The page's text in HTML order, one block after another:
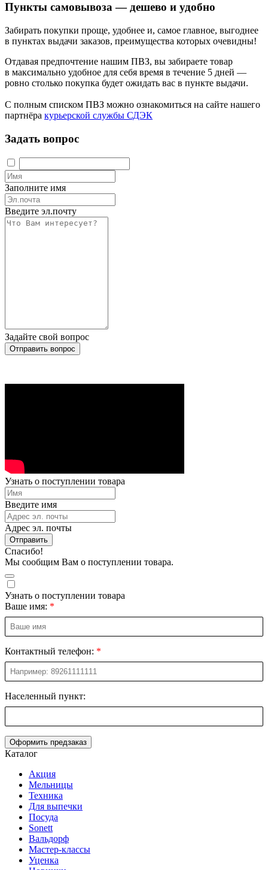
Пункты самовывоза — дешево и удобно
Забирать покупки проще, удобнее и, самое главное, выгоднее
в пунктах выдачи заказов, преимущества которых очевидны!
Отдавая предпочтение нашим ПВЗ, вы забираете товар
в максимально удобное для себя время в течение 5 дней —
ровно столько покупка будет ожидать вас в пункте выдачи.
С полным списком ПВЗ можно ознакомиться на сайте нашего
партнёра курьерской службы СДЭК
Задать вопрос
Заполните имя
Введите эл.почту
Задайте свой вопрос
Отправить вопрос
Узнать о поступлении товара
Введите имя
Адрес эл. почты
Отправить
Спасибо!
Мы сообщим Вам о поступлении товара.
Узнать о поступлении товара
Ваше имя:
Контактный телефон:
Населенный пункт:
Оформить предзаказ
Каталог
Акция
Мельницы
Техника
Для выпечки
Посуда
Sonett
Вальдорф
Мастер-классы
Уценка